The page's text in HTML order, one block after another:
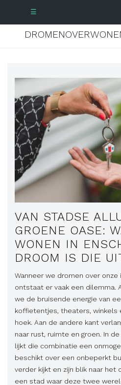
☰
VAN STADSE
GROENE OASE:
WONEN IN
DROOM IS DIE
Wanneer we dromen over onze
ontstaat er vaak een dilemma.
we de bruisende energie van
koffietentjes, theaters, winkels
hoek. Aan de andere kant
naar rust, ruimte en groen. In
lijkt die combinatie een
beschikt over een onbeperkt
verder kijkt en zijn blik naar
een stad waar deze twee